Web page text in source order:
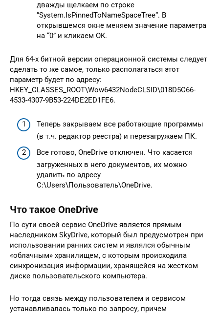
дважды щелкаем по строке
“Systеm.IsPinnedToNаmеSpaceTrее”. В
открывшемся окне меняем значение параметра
на “0” и кликаем OK.
Для 64-х битной версии операционной системы следует
сделать то же самое, только располагаться этот
параметр будет по адресу:
HKEY_CLASSES_ROOT\Wow6432NodeСLSID\018D5C66-
4533-4307-9B53-224DЕ2ЕD1FЕ6.
Теперь закрываем все работающие программы
(в т.ч. редактор реестра) и перезагружаем ПК.
Все готово, OneDrive отключен. Что касается
загруженных в него документов, их можно
удалить по адресу
C:\Users\Пользователь\OneDrive.
Что такое OneDrive
По сути своей сервис OneDrive является прямым
наследником SkyDrive, который был предусмотрен при
использовании ранних систем и являлся обычным
«облачным» хранилищем, с которым происходила
синхронизация информации, хранящейся на жестком
диске пользовательского компьютера.
Но тогда связь между пользователем и сервисом
устанавливалась только по запросу, причем